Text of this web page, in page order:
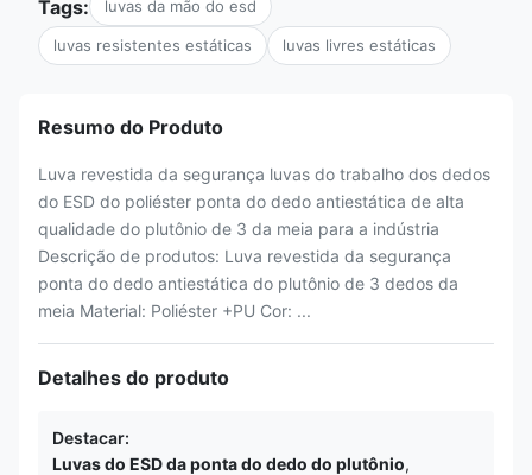
Tags: luvas da mão do esd
luvas resistentes estáticas luvas livres estáticas
Resumo do Produto
Luva revestida da segurança luvas do trabalho dos dedos
do ESD do poliéster ponta do dedo antiestática de alta
qualidade do plutônio de 3 da meia para a indústria
Descrição de produtos: Luva revestida da segurança
ponta do dedo antiestática do plutônio de 3 dedos da
meia Material: Poliéster +PU Cor: ...
Detalhes do produto
Destacar:
Luvas do ESD da ponta do dedo do plutônio,